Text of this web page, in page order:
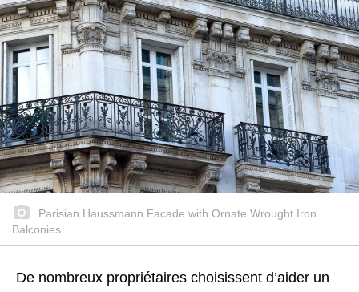
Parisian Haussmann Facade with Ornate Wrought Iron
Balconies
De nombreux propriétaires choisissent d’aider un